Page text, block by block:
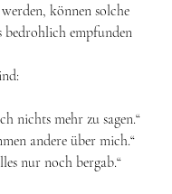
können solche
bedrohlich empfunden
nichts mehr zu sagen.“
andere über mich.“
nur noch bergab.“